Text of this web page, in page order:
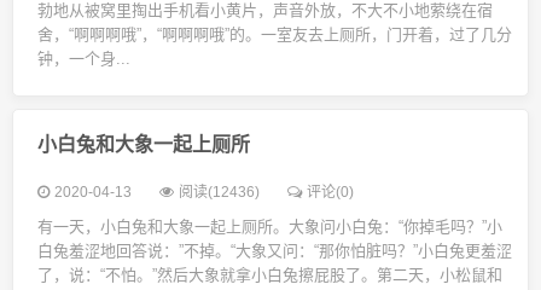
勃地从被窝里掏出手机看小黄片，声音外放，不大不小地萦绕在宿
舍，“啊啊啊哦”，“啊啊啊哦”的。一室友去上厕所，门开着，过了几分
钟，一个身...
小白兔和大象一起上厕所
2020-04-13 阅读(12436) 评论(0)
有一天，小白兔和大象一起上厕所。大象问小白兔：“你掉毛吗？”小
白兔羞涩地回答说：”不掉。“大象又问：“那你怕脏吗？”小白兔更羞涩
了，说：“不怕。”然后大象就拿小白兔擦屁股了。第二天，小松鼠和